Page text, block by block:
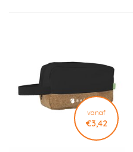
Wat deze toilettas
innovatieve AWARE™ tracer.
aangetoond dat
gerecyclede materialen.
transparantie rondom de
vanaf
€3,42